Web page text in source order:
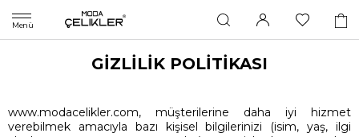
Menü
GİZLİLİK POLİTİKASI
www.modacelikler.com, müşterilerine daha iyi hizmet
verebilmek amacıyla bazı kişisel bilgilerinizi (isim, yaş, ilgi